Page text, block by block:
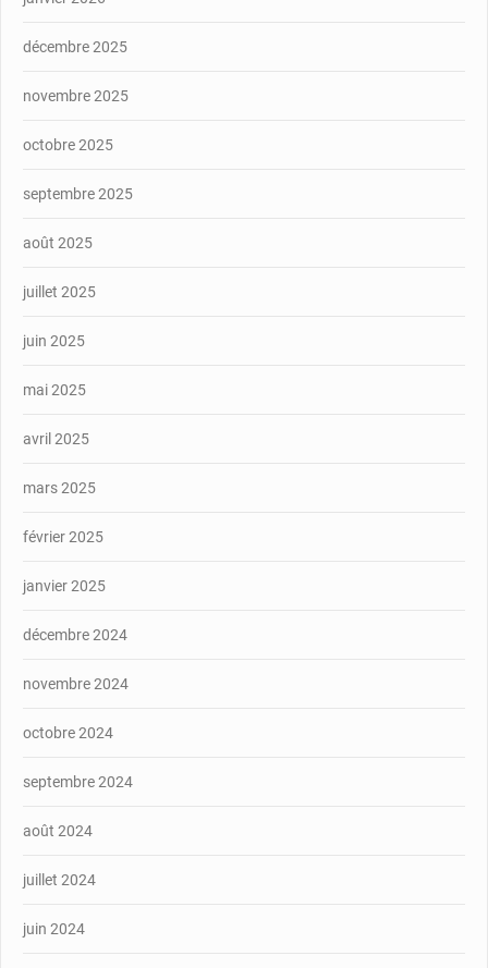
décembre 2025
novembre 2025
octobre 2025
septembre 2025
août 2025
juillet 2025
juin 2025
mai 2025
avril 2025
mars 2025
février 2025
janvier 2025
décembre 2024
novembre 2024
octobre 2024
septembre 2024
août 2024
juillet 2024
juin 2024